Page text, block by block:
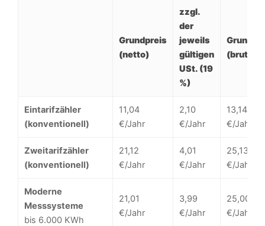
Grundpreis
(netto)
zzgl.
der
jeweils
gültigen
USt. (19
%)
(brutto)
Eintarifzähler
(konventionell)
11,04
€/Jahr
2,10
€/Jahr
13,14
€/Jahr
Zweitarifzähler
(konventionell)
21,12
€/Jahr
4,01
€/Jahr
25,13
€/Jahr
Moderne
Messsysteme
bis 6.000 KWh
21,01
€/Jahr
3,99
€/Jahr
25,00
€/Jahr